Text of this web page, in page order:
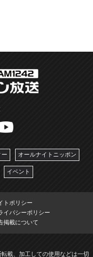
ー オールナイトニッポン
イベント
トポリシー
イバシーポリシー
掲載について
載、加工しての使用などは一切